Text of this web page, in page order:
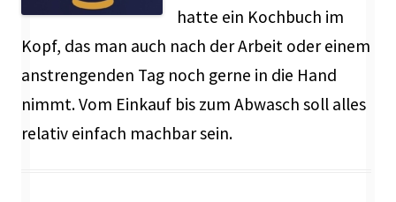
hatte ein Kochbuch im
Kopf, das man auch nach der Arbeit oder einem
anstrengenden Tag noch gerne in die Hand
nimmt. Vom Einkauf bis zum Abwasch soll alles
relativ einfach machbar sein.